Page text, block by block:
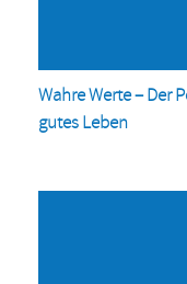
Wahre Werte – Der
gutes Leben